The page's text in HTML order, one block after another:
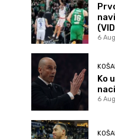
6
Ko
6